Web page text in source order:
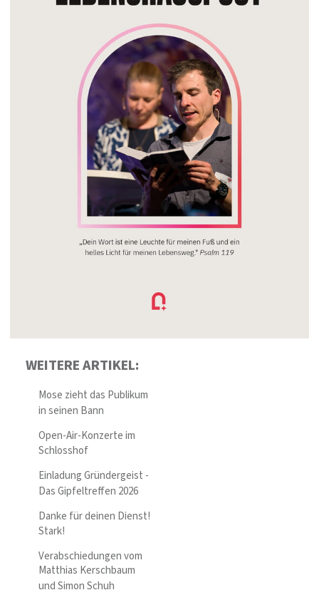
WEITERE ARTIKEL:
Mose zieht das Publikum
in seinen Bann
Open-Air-Konzerte im
Schlosshof
Einladung Gründergeist -
Das Gipfeltreffen 2026
Danke für deinen Dienst!
Stark!
Verabschiedungen vom
Matthias Kerschbaum
und Simon Schuh